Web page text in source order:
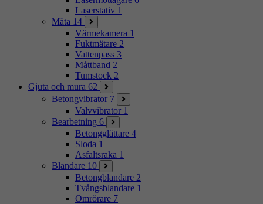
Laserstativ 1
Mäta 14
Värmekamera 1
Fuktmätare 2
Vattenpass 3
Måttband 2
Tumstock 2
Gjuta och mura 62
Betongvibrator 7
Valvvibrator 1
Bearbetning 6
Betongglättare 4
Sloda 1
Asfaltsraka 1
Blandare 10
Betongblandare 2
Tvångsblandare 1
Omrörare 7